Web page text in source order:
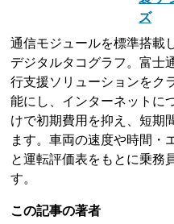
ズ
通信モジュールを標準搭載
デジタルタコグラフ。富士
行支援ソリューションをク
能にし、インターネットに
けで初期費用を抑え、短期
ます。車両の速度や時間・
と運転評価表をもとに乗務
す。
この記事の著者